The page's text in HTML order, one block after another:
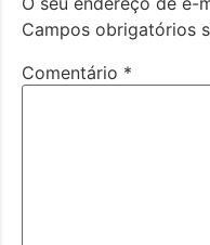
Campos obrigatórios
Comentário *